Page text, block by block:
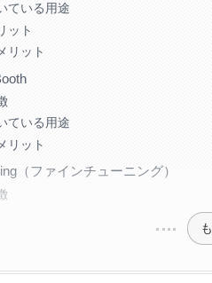
ている用途
ット
リット
ている用途
リット
（ファインチューニング）